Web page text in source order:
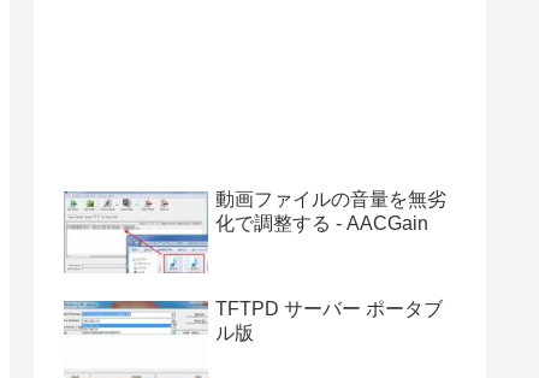
動画ファイルの音量を無劣
化で調整する - AACGain
TFTPD サーバー ポータブ
ル版